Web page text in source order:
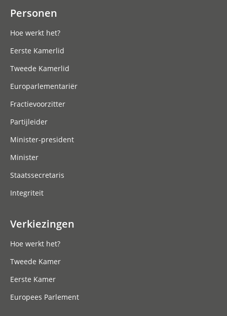
Personen
Hoe werkt het?
Eerste Kamerlid
Tweede Kamerlid
Europarlementariër
Fractievoorzitter
Partijleider
Minister-president
Minister
Staatssecretaris
Integriteit
Verkiezingen
Hoe werkt het?
Tweede Kamer
Eerste Kamer
Europees Parlement